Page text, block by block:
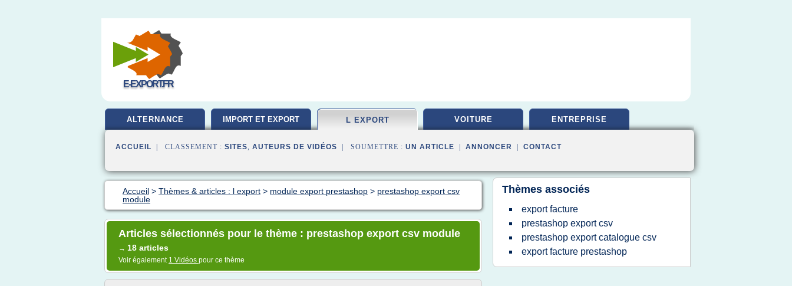
E-EXPORT.FR
ALTERNANCE IMPORT ET EXPORT L EXPORT VOITURE ENTREPRISE
ACCUEIL | CLASSEMENT : SITES, AUTEURS DE VIDÉOS | SOUMETTRE : UN ARTICLE ANNONCER CONTACT
Accueil > Thèmes & articles : l export > module export prestashop > prestashop export csv
module
Articles sélectionnés pour le thème : prestashop export csv module
→ 18 articles
Voir également 1 Vidéos pour ce thème
Thèmes associés
export facture
prestashop export csv
prestashop export catalogue csv
export facture prestashop